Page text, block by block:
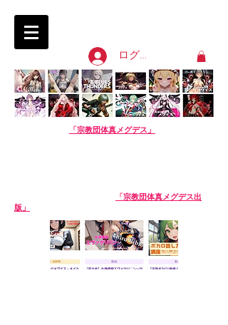
ログイン
「宗教団体真メグデス」
「宗教団体真メグデス出
版」